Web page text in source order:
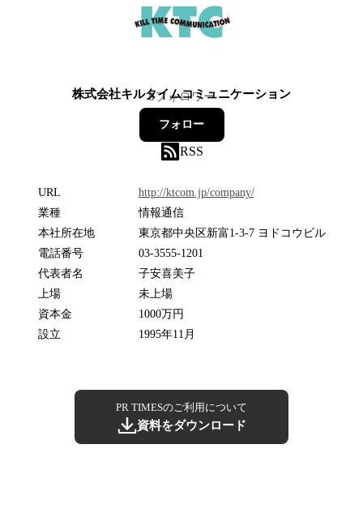
株式会社キルタイムコミュニケーション
8フォロワー
フォロー
RSS
URL
http://ktcom.jp/company/
業種
情報通信
本社所在地
東京都中央区新富1-3-7 ヨドコウビル
電話番号
03-3555-1201
代表者名
子安喜美子
上場
未上場
資本金
1000万円
設立
1995年11月
PR TIMESのご利用について
資料をダウンロード